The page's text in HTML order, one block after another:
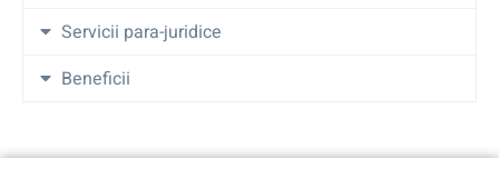
Servicii para-juridice
Beneficii